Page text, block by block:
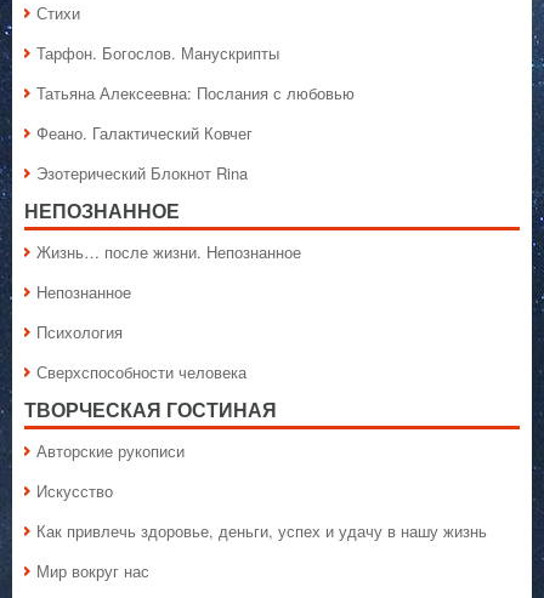
Стихи
Тарфон. Богослов. Манускрипты
Татьяна Алексеевна: Послания с любовью
Феано. Галактический Ковчег
Эзотерический Блокнот Rina
НЕПОЗНАННОЕ
Жизнь… после жизни. Непознанное
Непознанное
Психология
Сверхспособности человека
ТВОРЧЕСКАЯ ГОСТИНАЯ
Авторские рукописи
Искусство
Как привлечь здоровье, деньги, успех и удачу в нашу жизнь
Мир вокруг нас